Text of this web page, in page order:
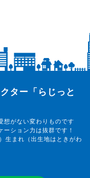
ター「らじっと
想がない変わりものです
ション力は抜群です！
生まれ（出生地はときがわ